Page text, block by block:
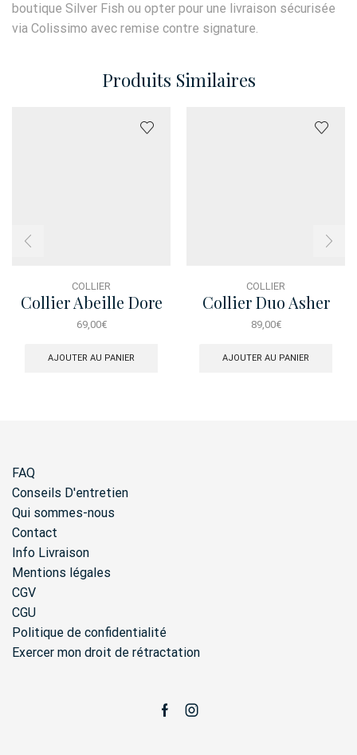
boutique Silver Fish ou opter pour une livraison sécurisée
via Colissimo avec remise contre signature.
Produits Similaires
COLLIER
Collier Abeille Dore
69,00€
AJOUTER AU PANIER
COLLIER
Collier Duo Asher
Pave Jaune
89,00€
AJOUTER AU PANIER
FAQ
Conseils D'entretien
Qui sommes-nous
Contact
Info Livraison
Mentions légales
CGV
CGU
Politique de confidentialité
Exercer mon droit de rétractation
FacebookInstagram